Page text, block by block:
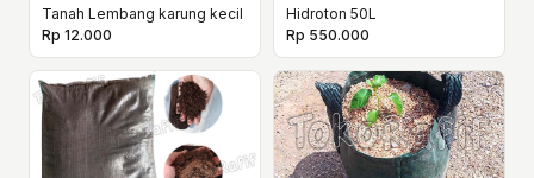
Tanah Lembang karung kecil
Rp 12.000
Hidroton 50L
Rp 550.000